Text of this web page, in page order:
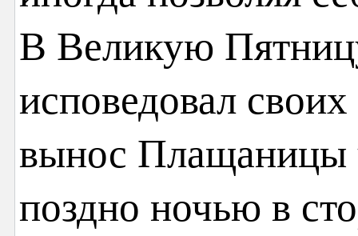
В Великую
исповедовал
вынос Плащаницы
поздно ночью в